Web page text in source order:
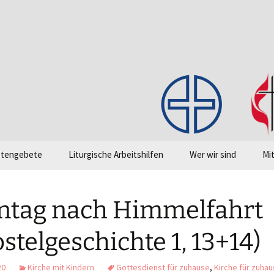
Liturgische Arbeitshilfen
Einführung Abendmahl
„Klickagende“
Liederliste
Checkliste zum Gelingen
Wer wir sind
nach Himmelfahrt
1, 13+14)
Kirche mit Kindern Gottesdienst für zuhause, Kirche für